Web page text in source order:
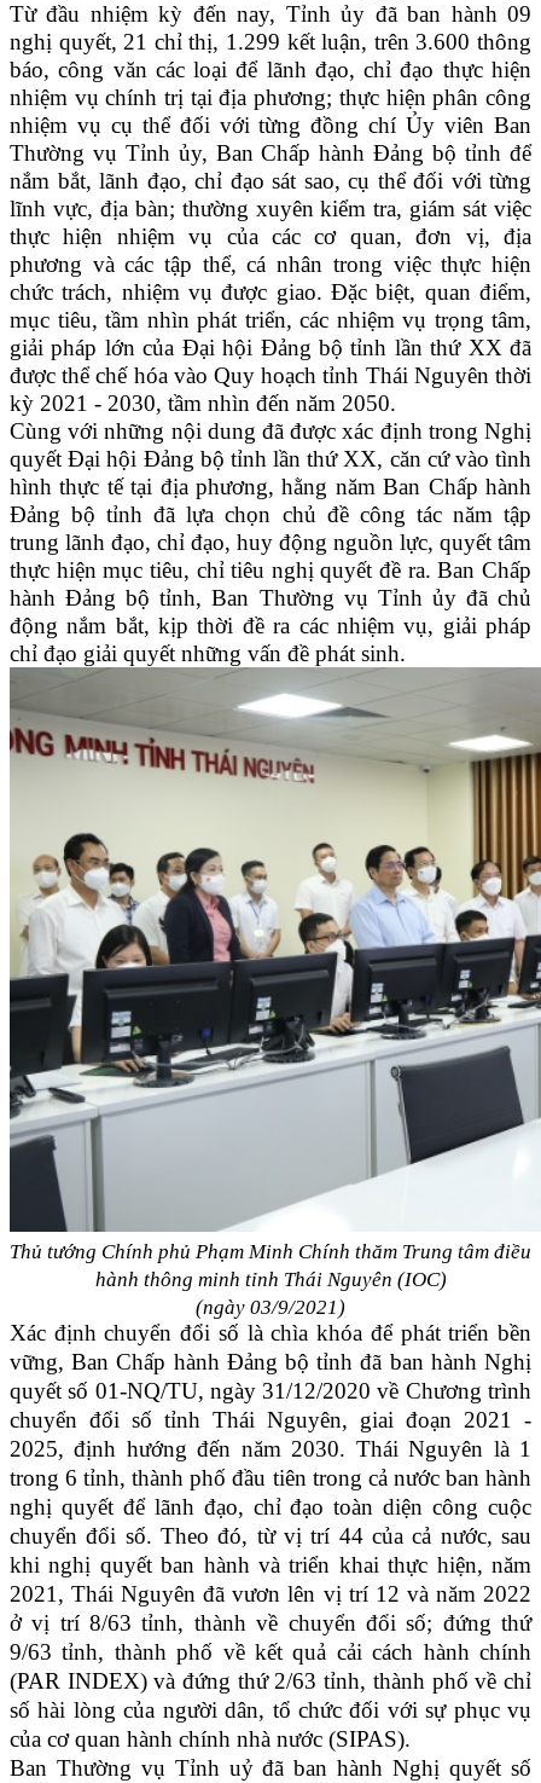
Từ đầu nhiệm kỳ đến nay, Tỉnh ủy đã ban hành 09
nghị quyết, 21 chỉ thị, 1.299 kết luận, trên 3.600 thông
báo, công văn các loại để lãnh đạo, chỉ đạo thực hiện
nhiệm vụ chính trị tại địa phương; thực hiện phân công
nhiệm vụ cụ thể đối với từng đồng chí Ủy viên Ban
Thường vụ Tỉnh ủy, Ban Chấp hành Đảng bộ tỉnh để
nắm bắt, lãnh đạo, chỉ đạo sát sao, cụ thể đối với từng
lĩnh vực, địa bàn; thường xuyên kiểm tra, giám sát việc
thực hiện nhiệm vụ của các cơ quan, đơn vị, địa
phương và các tập thể, cá nhân trong việc thực hiện
chức trách, nhiệm vụ được giao. Đặc biệt, quan điểm,
mục tiêu, tầm nhìn phát triển, các nhiệm vụ trọng tâm,
giải pháp lớn của Đại hội Đảng bộ tỉnh lần thứ XXđã
được thể chế hóa vào Quy hoạch tỉnh Thái Nguyên thời
kỳ 2021 - 2030, tầm nhìn đến năm 2050.
Cùng với những nội dung đã được xác định trong Nghị
quyếtĐại hội Đảng bộ tỉnh lần thứ XX, căn cứ vào tình
hình thực tế tại địa phương, hằng năm Ban Chấp hành
Đảng bộ tỉnh đã lựa chọn chủ đề công tác năm tập
trung lãnh đạo, chỉ đạo, huy động nguồn lực, quyết tâm
thực hiện mục tiêu, chỉ tiêu nghị quyết đề ra. Ban Chấp
hành Đảng bộ tỉnh, Ban Thường vụ Tỉnh ủy đã chủ
động nắm bắt, kịp thời đề ra các nhiệm vụ, giải pháp
chỉ đạo giải quyết những vấn đề phát sinh.
Thủ tướng Chính phủ Phạm Minh Chính thăm Trung tâm điều
hành thông minh tỉnh Thái Nguyên (IOC)
(ngày 03/9/2021)
Xác định chuyển đổi số là chìa khóa để phát triển bền
vững, Ban Chấp hành Đảng bộ tỉnh đã ban hành Nghị
quyết số 01-NQ/TU, ngày 31/12/2020 về Chương trình
chuyển đổi số tỉnh Thái Nguyên, giai đoạn 2021 -
2025, định hướng đến năm 2030. Thái Nguyên là 1
trong 6 tỉnh, thành phố đầu tiên trong cả nước ban hành
nghị quyết để lãnh đạo, chỉ đạo toàn diện công cuộc
chuyển đổi số. Theo đó, từ vị trí 44 của cả nước, sau
khi nghị quyết ban hành và triển khai thực hiện, năm
2021, Thái Nguyên đã vươn lên vị trí 12 và năm 2022
ở vị trí 8/63 tỉnh, thành về chuyển đổi số; đứng thứ
9/63 tỉnh, thành phố về kết quả cải cách hành chính
(PAR INDEX) và đứng thứ 2/63 tỉnh, thành phố về chỉ
số hài lòng của người dân, tổ chức đối với sự phục vụ
của cơ quan hành chính nhà nước (SIPAS).
Ban Thường vụ Tỉnh uỷ đã ban hành Nghị quyết số